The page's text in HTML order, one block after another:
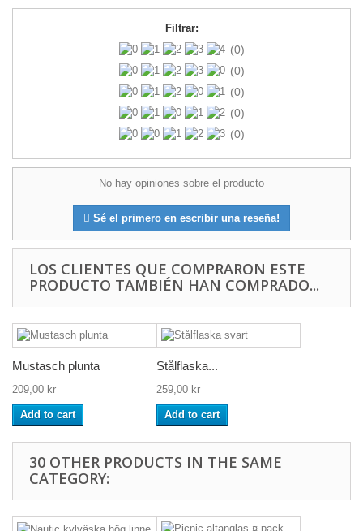
Filtrar:
(0)
(0)
(0)
(0)
(0)
No hay opiniones sobre el producto
Sé el primero en escribir una reseña!
LOS CLIENTES QUE COMPRARON ESTE
PRODUCTO TAMBIÉN HAN COMPRADO...
Mustasch plunta
209,00 kr
Add to cart
Stålflaska...
259,00 kr
Add to cart
30 OTHER PRODUCTS IN THE SAME
CATEGORY: